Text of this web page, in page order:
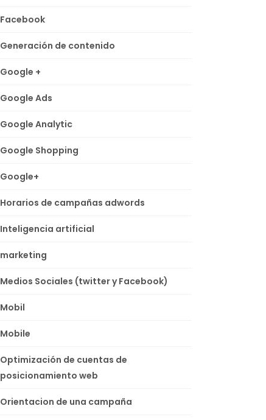
Facebook
Generación de contenido
Google +
Google Ads
Google Analytic
Google Shopping
Google+
Horarios de campañas adwords
Inteligencia artificial
marketing
Medios Sociales (twitter y Facebook)
Mobil
Mobile
Optimización de cuentas de
posicionamiento web
Orientacion de una campaña